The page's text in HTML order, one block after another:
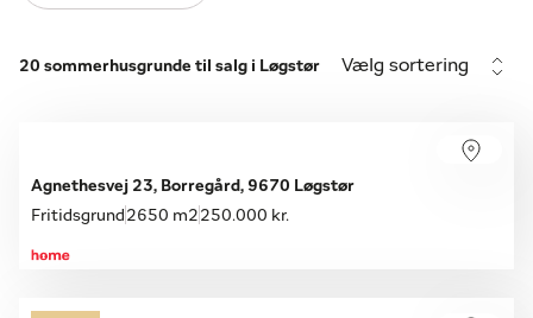
20 sommerhusgrunde til salg i Løgstør Vælg sortering
Agnethesvej 23, Borregård, 9670 Løgstør
Fritidsgrund 2650 m2 250.000 kr.